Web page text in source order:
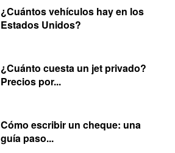
¿Cuántos vehículos hay en los
Estados Unidos?
¿Cuánto cuesta un jet privado?
Precios por...
Cómo escribir un cheque: una
guía paso...